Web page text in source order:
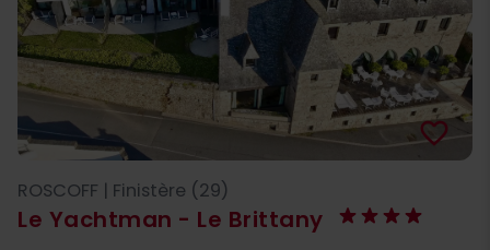
Le Yachtman - Le Brittany
favorite_border
ROSCOFF | Finistère (29)